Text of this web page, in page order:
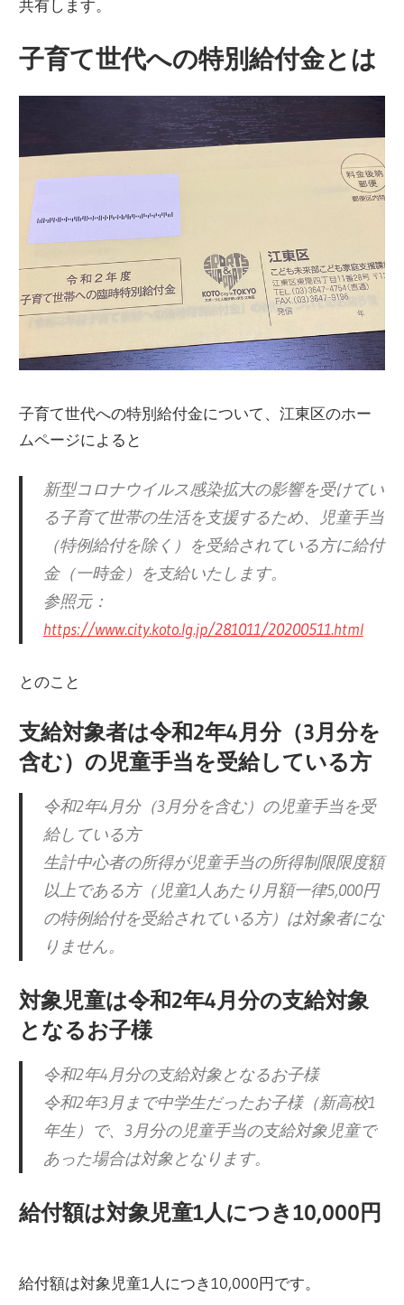
共有します。
子育て世代への特別給付金とは
子育て世代への特別給付金について、江東区のホー
ムページによると
新型コロナウイルス感染拡大の影響を受けてい
る子育て世帯の生活を支援するため、児童手当
（特例給付を除く）を受給されている方に給付
金（一時金）を支給いたします。
参照元：
https://www.city.koto.lg.jp/281011/20200511.html
とのこと
支給対象者は令和2年4月分（3月分を
含む）の児童手当を受給している方
令和2年4月分（3月分を含む）の児童手当を受
給している方
生計中心者の所得が児童手当の所得制限限度額
以上である方（児童1人あたり月額一律5,000円
の特例給付を受給されている方）は対象者にな
りません。
対象児童は令和2年4月分の支給対象
となるお子様
令和2年4月分の支給対象となるお子様
令和2年3月まで中学生だったお子様（新高校1
年生）で、3月分の児童手当の支給対象児童で
あった場合は対象となります。
給付額は対象児童1人につき10,000円
給付額は対象児童1人につき10,000円です。